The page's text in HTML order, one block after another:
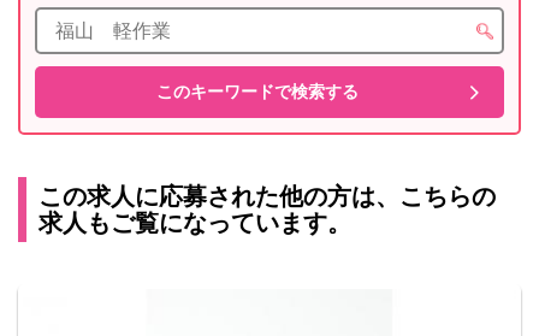
この求人に応募された他の方は、こちらの
求人もご覧になっています。